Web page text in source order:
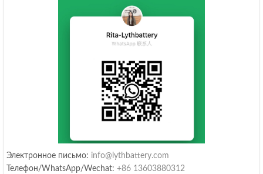
Электронное письмо: info@lythbattery.com
Телефон/WhatsApp/Wechat: +86 13603880312